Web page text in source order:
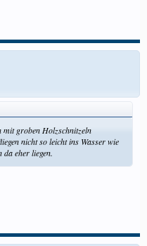
mit groben Holzschnitzeln
nicht so leicht ins Wasser wie
da eher liegen.